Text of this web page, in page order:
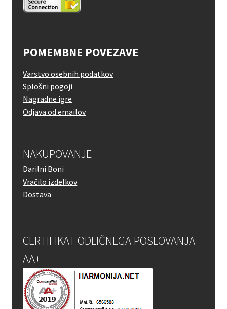
POMEMBNE POVEZAVE
Varstvo osebnih podatkov
Splošni pogoji
Nagradne igre
Odjava od emailov
NAKUPOVANJE
Darilni Boni
Vračilo izdelkov
Dostava
CERTIFIKAT ODLIČNEGA POSLOVANJA
AA+